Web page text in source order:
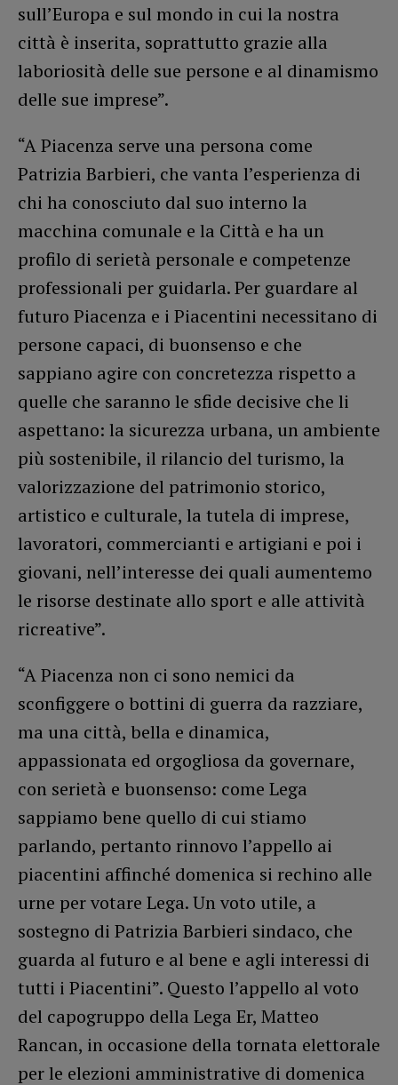
sull’Europa e sul mondo in cui la nostra
città è inserita, soprattutto grazie alla
laboriosità delle sue persone e al dinamismo
delle sue imprese”.
“A Piacenza serve una persona come
Patrizia Barbieri, che vanta l’esperienza di
chi ha conosciuto dal suo interno la
macchina comunale e la Città e ha un
profilo di serietà personale e competenze
professionali per guidarla. Per guardare al
futuro Piacenza e i Piacentini necessitano di
persone capaci, di buonsenso e che
sappiano agire con concretezza rispetto a
quelle che saranno le sfide decisive che li
aspettano: la sicurezza urbana, un ambiente
più sostenibile, il rilancio del turismo, la
valorizzazione del patrimonio storico,
artistico e culturale, la tutela di imprese,
lavoratori, commercianti e artigiani e poi i
giovani, nell’interesse dei quali aumentemo
le risorse destinate allo sport e alle attività
ricreative”.
“A Piacenza non ci sono nemici da
sconfiggere o bottini di guerra da razziare,
ma una città, bella e dinamica,
appassionata ed orgogliosa da governare,
con serietà e buonsenso: come Lega
sappiamo bene quello di cui stiamo
parlando, pertanto rinnovo l’appello ai
piacentini affinché domenica si rechino alle
urne per votare Lega. Un voto utile, a
sostegno di Patrizia Barbieri sindaco, che
guarda al futuro e al bene e agli interessi di
tutti i Piacentini”. Questo l’appello al voto
del capogruppo della Lega Er, Matteo
Rancan, in occasione della tornata elettorale
per le elezioni amministrative di domenica